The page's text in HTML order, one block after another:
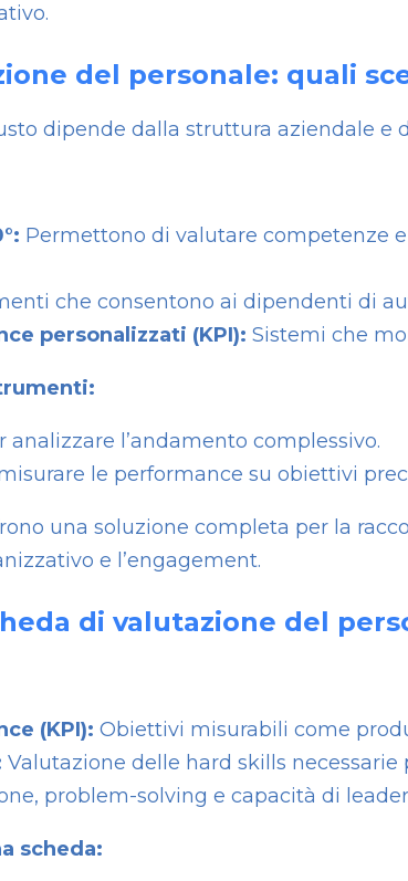
del personale: quali
dipende dalla struttura aziendale e
Permettono di valutare competenze
che consentono ai dipendenti di
personalizzati (KPI): Sistemi che
analizzare l’andamento complessivo.
le performance su obiettivi
una soluzione completa per la
e l’engagement.
di valutazione del
(KPI): Obiettivi misurabili come
Valutazione delle hard skills necessarie
problem-solving e capacità di
scheda: